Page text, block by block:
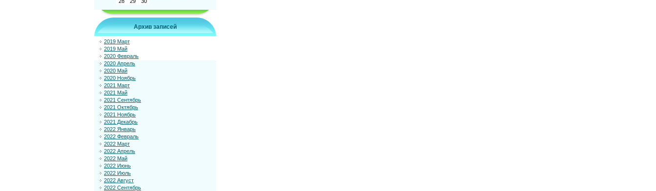
Архив записей
2019 Март
2019 Май
2020 Февраль
2020 Апрель
2020 Май
2020 Ноябрь
2021 Март
2021 Май
2021 Сентябрь
2021 Октябрь
2021 Ноябрь
2021 Декабрь
2022 Январь
2022 Февраль
2022 Март
2022 Апрель
2022 Май
2022 Июнь
2022 Июль
2022 Август
2022 Сентябрь